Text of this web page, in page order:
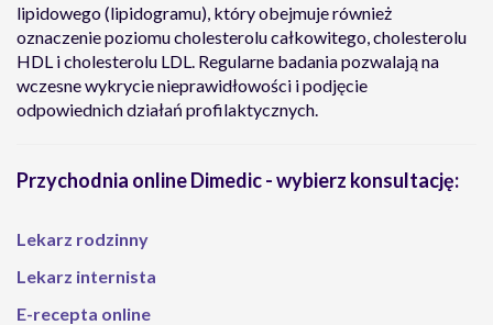
lipidowego (lipidogramu), który obejmuje również
oznaczenie poziomu cholesterolu całkowitego, cholesterolu
HDL i cholesterolu LDL. Regularne badania pozwalają na
wczesne wykrycie nieprawidłowości i podjęcie
odpowiednich działań profilaktycznych.
Przychodnia online Dimedic - wybierz konsultację:
Lekarz rodzinny
Lekarz internista
E-recepta online